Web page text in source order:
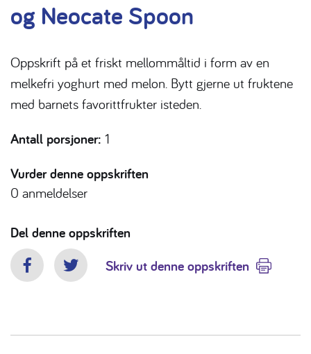
og Neocate Spoon
Oppskrift på et friskt mellommåltid i form av en
melkefri yoghurt med melon. Bytt gjerne ut fruktene
med barnets favorittfrukter isteden.
Antall porsjoner: 1
Vurder denne oppskriften
0 anmeldelser
Del denne oppskriften
FacebookTwitterSkriv ut denne oppskriften